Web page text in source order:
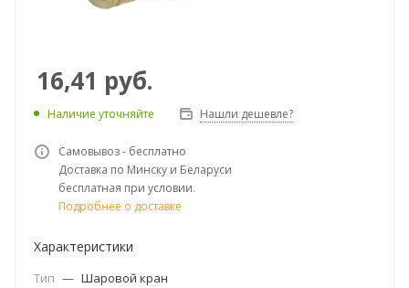
16,41 руб.
Наличие уточняйте Нашли дешевле?
Самовывоз - бесплатно
Доставка по Минску и Беларуси
бесплатная при условии.
Подробнее о доставке
Характеристики
Тип — Шаровой кран